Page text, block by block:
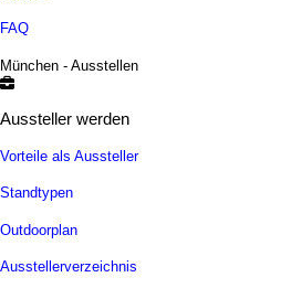
FAQ
München - Ausstellen
Aussteller werden
Vorteile als Aussteller
Standtypen
Outdoorplan
Ausstellerverzeichnis